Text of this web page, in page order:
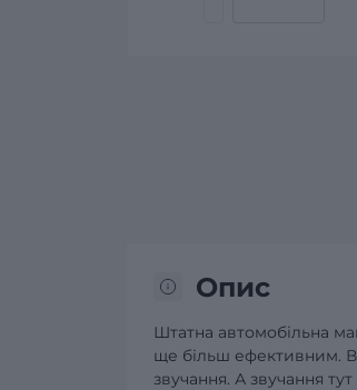
Опис
Штатна автомобільна
ще більш ефективним.
звучання. А звучання